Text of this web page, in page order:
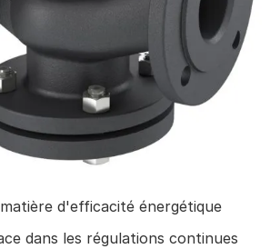
d'efficacité énergétique
dans les régulations continues